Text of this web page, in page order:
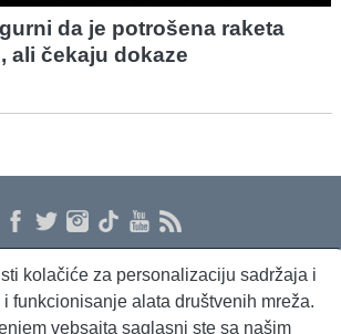
da je potrošena raketa
ali čekaju dokaze
i usluge Politika privatnosti Kontakt RSS
kolačiće za personalizaciju sadržaja i
funkcionisanje alata društvenih mreža.
vebsajta saglasni ste sa našim